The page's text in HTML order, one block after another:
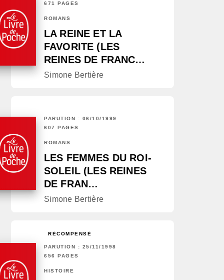
671 PAGES
ROMANS
LA REINE ET LA
FAVORITE (LES
REINES DE FRANC…
Simone Bertière
PARUTION : 06/10/1999
607 PAGES
ROMANS
LES FEMMES DU ROI-
SOLEIL (LES REINES
DE FRAN…
Simone Bertière
RÉCOMPENSÉ
PARUTION : 25/11/1998
656 PAGES
HISTOIRE